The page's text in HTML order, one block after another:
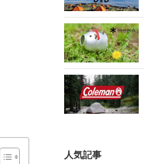
人気記事